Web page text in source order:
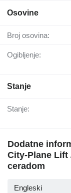
Osovine
Broj osovina:
Ogibljenje:
Stanje
Stanje:
Dodatne
City-Plane
ceradom
Engleski